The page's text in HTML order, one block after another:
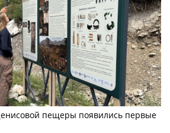
пещеры появились первые